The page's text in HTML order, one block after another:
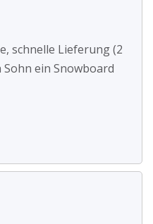
schnelle Lieferung (2
ein Snowboard